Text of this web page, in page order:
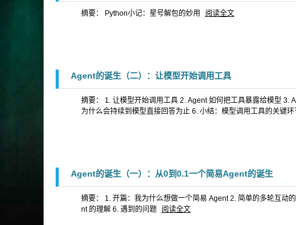
摘要： Python小记：星号解包的妙用 阅读全文
Agent的诞生（二）：让模型开始调用工具
摘要： 1. 让模型开始调用工具 2. Agent 如何把工具暴露给模型 3.
为什么会持续到模型直接回答为止 6. 小结：模型调用工具的关键环
Agent的诞生（一）：从0到0.1一个简易Agent的诞生
摘要： 1. 开篇：我为什么想做一个简易 Agent 2. 简单的多轮互动
nt 的理解 6. 遇到的问题
阅读全文